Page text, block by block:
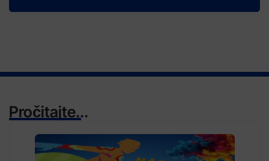
Pročitajte...